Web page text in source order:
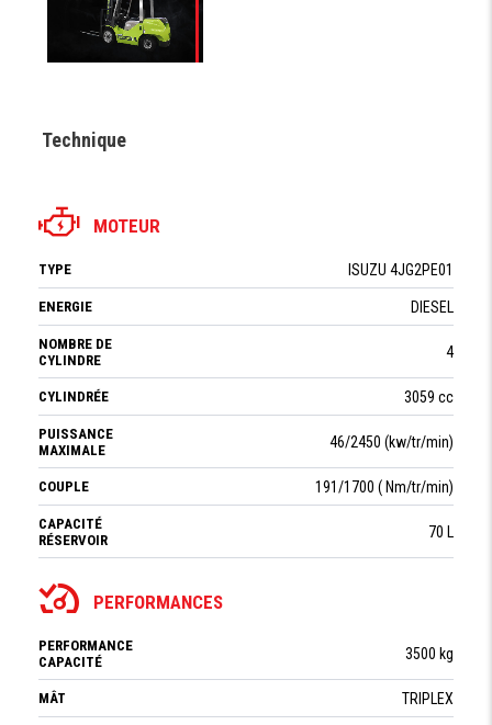
Technique
MOTEUR
TYPE ISUZU 4JG2PE01
ENERGIE DIESEL
NOMBRE DE
CYLINDRE
4
CYLINDRÉE 3059 cc
PUISSANCE
MAXIMALE
46/2450 (kw/tr/min)
COUPLE 191/1700 ( Nm/tr/min)
CAPACITÉ
RÉSERVOIR
70 L
PERFORMANCES
PERFORMANCE
CAPACITÉ
3500 kg
MÂT TRIPLEX